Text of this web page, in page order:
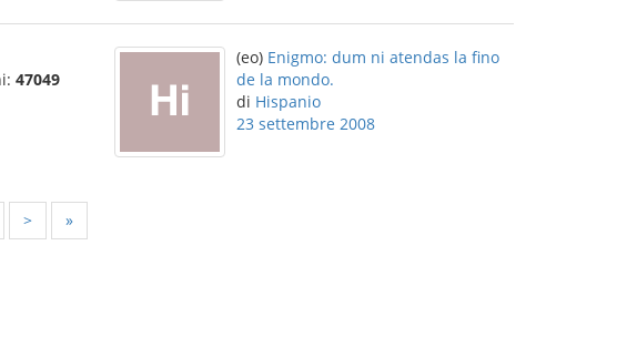
47049
(eo) Enigmo: dum ni atendas la fino
de la mondo.
di Hispanio
23 settembre 2008
> »